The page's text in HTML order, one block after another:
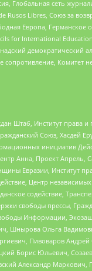
Глобальная сеть
Rusos Libres, Союз за
Европа, Германское
for International
демократический
Комитет
Штаб, Институт права
Союз, Хасдей
инициатив
Анна, Проект Апрель,
Евразии, Институт
Центр
содействие,
свободы прессы,
Информации,
Шнырова Ольга
Пивоваров
Борис Юльевич,
Александр